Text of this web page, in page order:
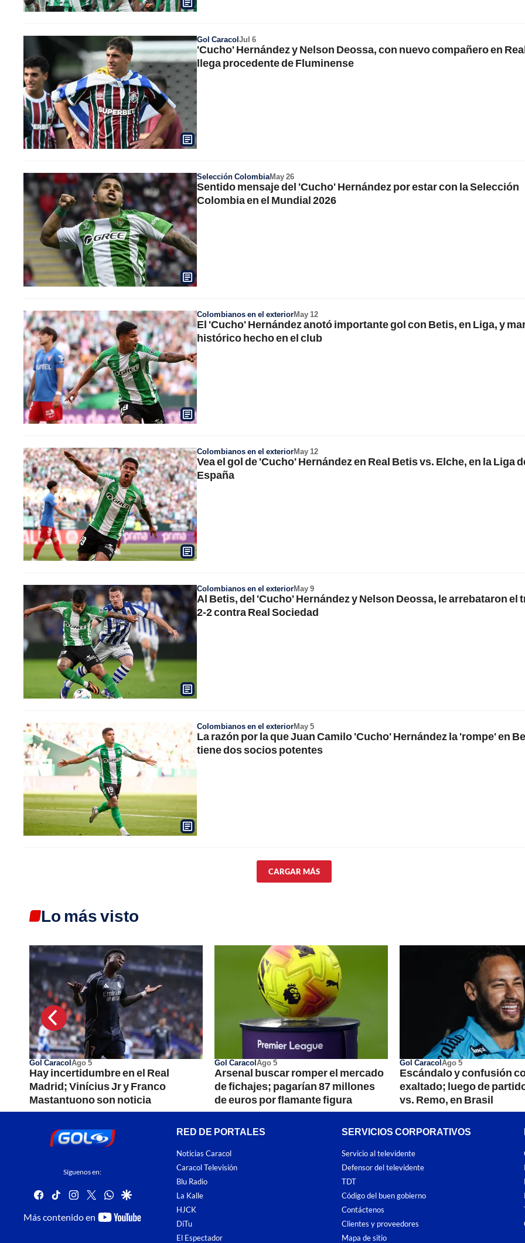
Gol CaracolJul 6
'Cucho' Hernández y Nelson Deossa, con nuevo compañero en
llega procedente de Fluminense
Selección ColombiaMay 26
Sentido mensaje del 'Cucho' Hernández por estar con la Selección
Colombia en el Mundial 2026
Colombianos en el exteriorMay 12
El 'Cucho' Hernández anotó importante gol con Betis, en Liga, y
histórico hecho en el club
Colombianos en el exteriorMay 12
Vea el gol de 'Cucho' Hernández en Real Betis vs. Elche, en la Liga
España
Colombianos en el exteriorMay 9
Al Betis, del 'Cucho' Hernández y Nelson Deossa, le arrebataron el
2-2 contra Real Sociedad
Colombianos en el exteriorMay 5
La razón por la que Juan Camilo 'Cucho' Hernández la 'rompe' en
tiene dos socios potentes
CARGAR MÁS
Lo más visto
Gol CaracolAgo 5
Hay incertidumbre en el Real
Madrid; Vinícius Jr y Franco
Mastantuono son noticia
Gol CaracolAgo 5
Arsenal buscar romper el mercado
de fichajes; pagarían 87 millones
de euros por flamante figura
Gol CaracolAgo 5
Escándalo y confusión
exaltado; luego de
vs. Remo, en Brasil
Síguenos en:
facebook
tiktokinstagram
twitterwhatsapp
google
Más contenido en
youtube-
RED DE PORTALES
Noticias Caracol
Caracol Televisión
Blu Radio
La Kalle
HJCK
DiTu
El Espectador
SERVICIOS CORPORATIVOS
Servicio al televidente
Defensor del televidente
TDT
Código del buen gobierno
Contáctenos
Clientes y proveedores
Mapa de sitio